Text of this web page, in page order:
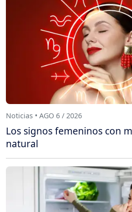
Noticias • AGO 6 / 2026
Los signos femeninos con
natural